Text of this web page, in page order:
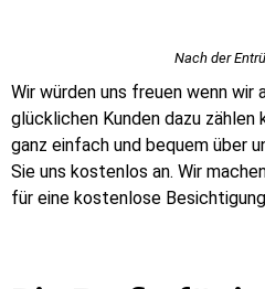
Nach der
Wir würden uns freuen wenn wir
glücklichen Kunden dazu zählen
ganz einfach und bequem über
Sie uns kostenlos an. Wir
für eine kostenlose